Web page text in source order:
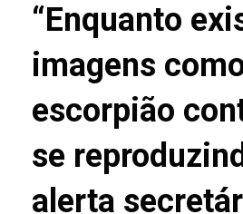
“Enquanto
imagens
escorpião
se
alerta